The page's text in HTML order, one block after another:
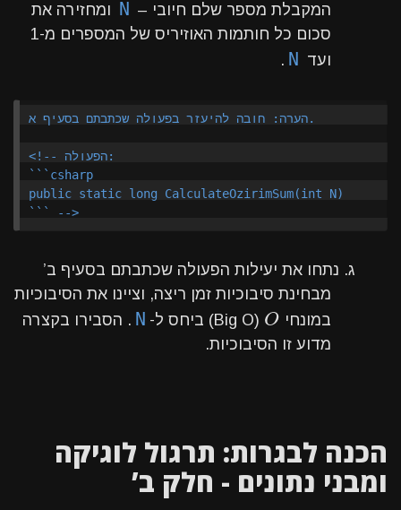
המקבלת מספר שלם חיובי – N
ומחזירה את
סכום כל חותמות האוזיריס של המספרים מ-1
ועד
N
.
הערה: חובה להיעזר בפעולה שכתבתם בסעיף א.
<!-- הפעולה:
```csharp
public static long CalculateOzirimSum(int N)
``` -->
ג. נתחו את יעילות הפעולה שכתבתם בסעיף ב’
מבחינת סיבוכיות זמן ריצה, וציינו את הסיבוכיות
במונחי O
O (Big O) ביחס ל- N . הסבירו בקצרה
מדוע זו הסיבוכיות.
הכנה לבגרות: תרגול לוגיקה
ומבני נתונים - חלק ב’